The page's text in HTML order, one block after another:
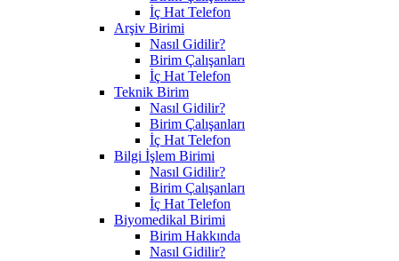
İç Hat Telefon
Arşiv Birimi
Nasıl Gidilir?
Birim Çalışanları
İç Hat Telefon
Teknik Birim
Nasıl Gidilir?
Birim Çalışanları
İç Hat Telefon
Bilgi İşlem Birimi
Nasıl Gidilir?
Birim Çalışanları
İç Hat Telefon
Biyomedikal Birimi
Birim Hakkında
Nasıl Gidilir?